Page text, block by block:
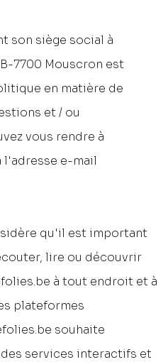
son siège social à
7700 Mouscron est
en matière de
et / ou
vous rendre à
l'adresse e-mail
qu'il est important
lire ou découvrir
à tout endroit et à
plateformes
souhaite
services interactifs et